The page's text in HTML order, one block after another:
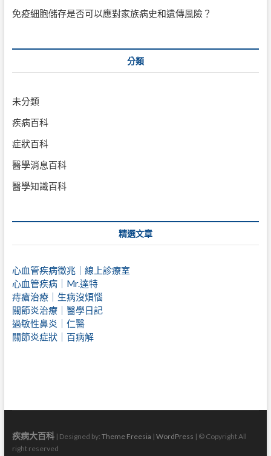
免疫細胞儲存是否可以應對家族病史和遺傳風險？
分類
未分類
疾病百科
症狀百科
醫學消息百科
醫學知識百科
精選文章
心血管疾病徵兆｜線上診療室
心血管疾病｜Mr.達特
痔瘡治療｜ 生病沒煩惱
關節炎治療｜醫學日記
過敏性鼻炎｜仁醫
關節炎症狀｜百病解
疾病大百科| Designed by: Theme Freesia | WordPress | © Copyright All
right reserved